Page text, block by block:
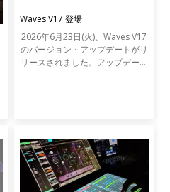
Waves V17 登場
2026年6月23日(火)、Waves V17
のバージョン・アップデートがリ
リースされました。アップデート